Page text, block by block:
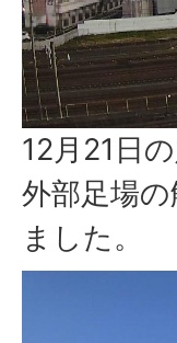
12月21日
外部足場
ました。